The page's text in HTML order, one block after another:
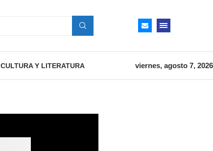
CULTURA Y LITERATURA viernes, agosto 7, 2026